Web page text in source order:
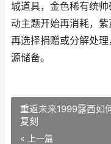
城道具，金色稀有统
动主题开始再消耗，
再选择捐赠或分解处
源储备。
重返未来1999露西如
复刻
« 上一篇